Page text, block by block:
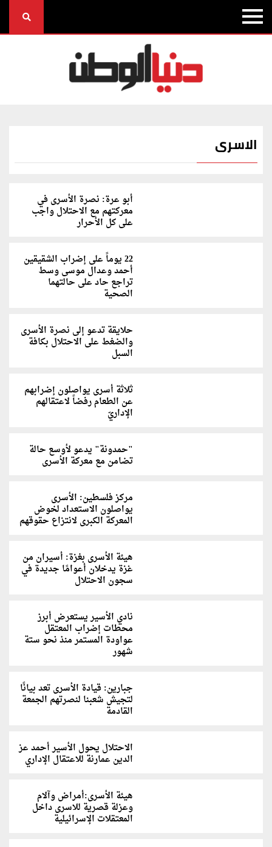
الاسرى
أبو عرة: نصرة الأسرى في
معركتهم مع الاحتلال واجب
على كل الأحرار
22 يوماً على إضراب الشقيقين
أحمد وعدال موسى وسط
تراجع حاد على حالتهما
الصحية
حلايقة تدعو إلى نصرة الأسرى
والضغط على الاحتلال بكافة
السبل
ثلاثة أسرى يواصلون إضرابهم
عن الطعام رفضاً لاعتقالهم
الإداريّ
"حمدونة" يدعو لأوسع حالة
تضامن مع معركة الأسرى
مركز فلسطين: الأسرى
يواصلون الاستعداد لخوض
المعركة الكبرى لانتزاع حقوقهم
هيئة الأسرى بغزة: أسيران من
غزة يدخلان أعوامًا جديدة في
سجون الاحتلال
نادي الأسير يستعرض أبرز
محطات إضراب المعتقل
عواودة المستمر منذ نحو ستة
شهور
جبارين: قيادة الأسرى تعد بيانًا
لتجيش شعبنا لنصرتهم الجمعة
القادمة
الاحتلال يحول الأسير أحمد عز
الدين عمارنة للاعتقال الإداري
هيئة الأسرى:أمراض وآلام
وعزلة قصرية للاسرى داخل
المعتقلات الإسرائيلية